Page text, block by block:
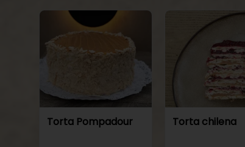
Torta Pompadour Torta chilena